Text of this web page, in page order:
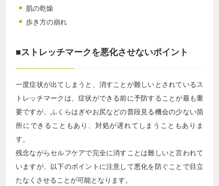
肌の乾燥
歩き方の崩れ
■ストレッチマークを悪化させないポイント
一度症状が出てしまうと、消すことが難しいとされているス
トレッチマークは、症状ができる前に予防することが最も重
要ですが、ふくらはぎやお尻などの普段見る機会の少ない箇
所にできることもあり、対処が遅れてしまうこともありま
す。
残念ながらセルフケアで完全に消すことは難しいと言われて
いますが、以下のポイントに注意して悪化を防ぐことで目立
たなくさせることが可能となります。